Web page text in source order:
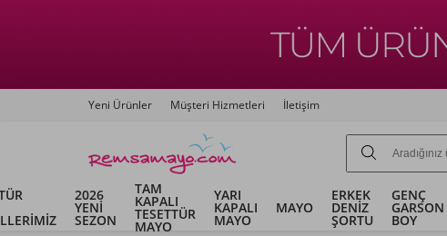
Yeni Ürünler Müşteri Hizmetleri İletişim
2026
YENİ
SEZON
TAM
KAPALI
TESETTÜR
MAYO
YARI
KAPALI
MAYO
MAYO
ERKEK
DENİZ
ŞORTU
GENÇ
GARSON
BOY